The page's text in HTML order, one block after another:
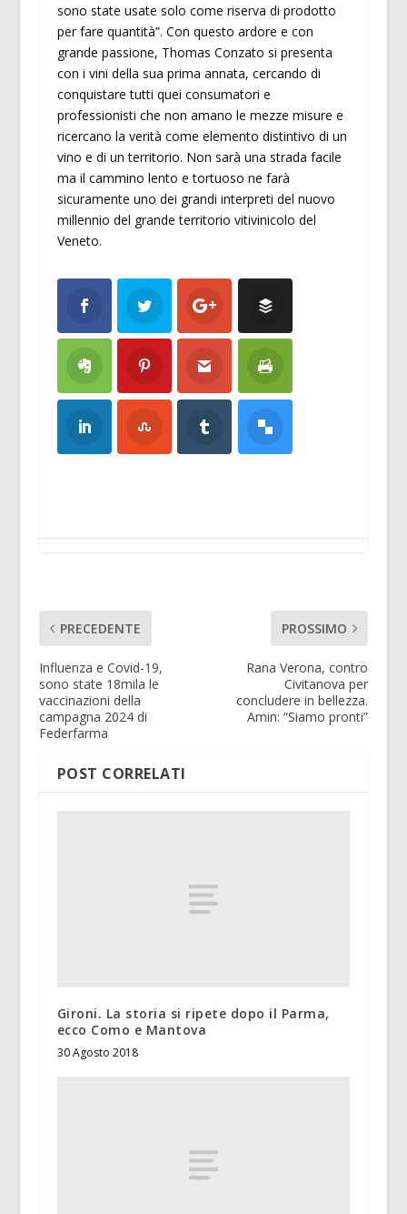
sono state usate solo come riserva di prodotto
per fare quantità”. Con questo ardore e con
grande passione, Thomas Conzato si presenta
con i vini della sua prima annata, cercando di
conquistare tutti quei consumatori e
professionisti che non amano le mezze misure e
ricercano la verità come elemento distintivo di un
vino e di un territorio. Non sarà una strada facile
ma il cammino lento e tortuoso ne farà
sicuramente uno dei grandi interpreti del nuovo
millennio del grande territorio vitivinicolo del
Veneto.
PRECEDENTE
Influenza e Covid-19,
sono state 18mila le
vaccinazioni della
campagna 2024 di
Federfarma
PROSSIMO
Rana Verona, contro
Civitanova per
concludere in bellezza.
Amin: “Siamo pronti”
POST CORRELATI
Gironi. La storia si ripete dopo il Parma,
ecco Como e Mantova
30 Agosto 2018